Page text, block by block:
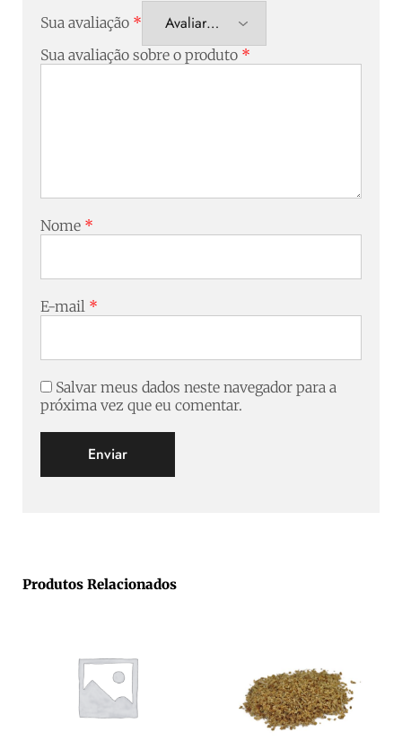
Sua avaliação *
Sua avaliação sobre o produto *
Nome *
E-mail *
Salvar meus dados neste navegador para a
próxima vez que eu comentar.
Produtos Relacionados